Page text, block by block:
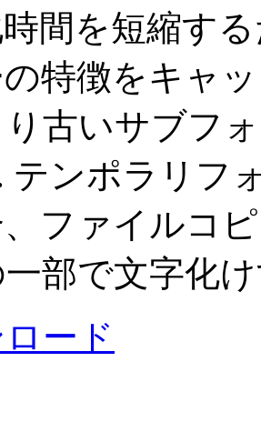
間を短縮す
特徴をキャ
古いサブフ
テンポラリフ
ファイルコ
部で文字化
ード